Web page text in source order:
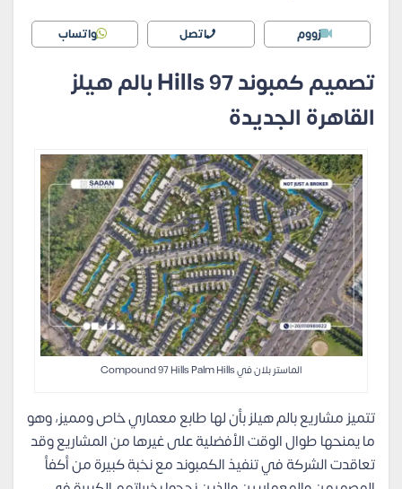
زووم اتصل واتساب
تصميم كمبوند 97 Hills بالم هيلز
القاهرة الجديدة
الماستر بلان في Compound 97 Hills Palm Hills
تتميز مشاريع بالم هيلز بأن لها طابع معماري خاص ومميز، وهو
ما يمنحها طوال الوقت الأفضلية على غيرها من المشاريع وقد
تعاقدت الشركة في تنفيذ الكمبوند مع نخبة كبيرة من أكفأ